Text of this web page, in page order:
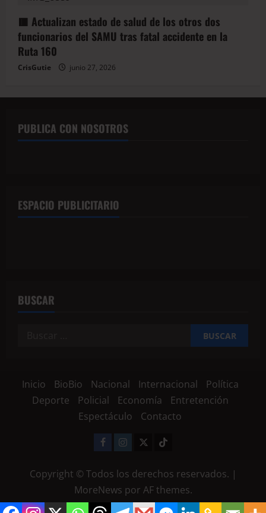
🟥 Actualizan estado de salud de los otros dos
funcionarios del SAMU tras fatal accidente en la
Ruta 160
CrisGutie junio 27, 2026
PUBLICA CON NOSOTROS
ESPACIO PUBLICITARIO
BUSCAR
Inicio BioBio Nacional Internacional
Política
Deporte
Policial Economía
Entretención
Espectáculo
Contacto
Copyright © Todos los derechos reservados. |
MoreNews por AF themes.